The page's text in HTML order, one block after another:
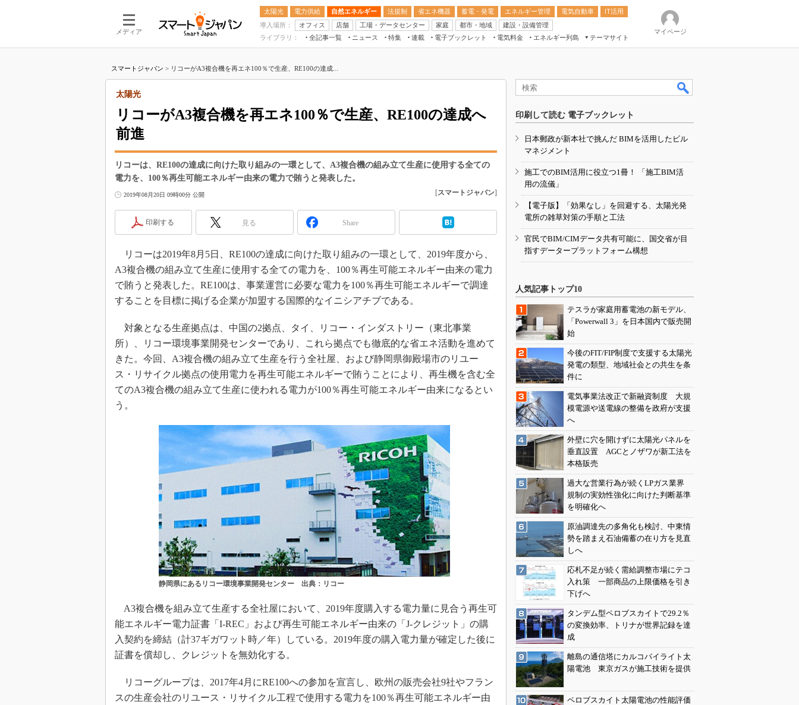
メディア
太陽光 電力供給 自然エネルギー 法規制 省エネ機器 蓄電・発電 エネルギー管理 電気自動車
IT活用
導入場所：
オフィス 店舗 工場・データセンター 家庭 都市・地域
建設・設備管理
ライブラリ：
全記事一覧 ニュース 特集 連載 電子ブックレット 電気料金 エネルギー列島
テーマサイト
電気料金ガイドブック
BEMS
マイページ
スマートジャパン > リコーがA3複合機を再エネ100％で生産、RE100の達成...
リコーがA3複合機を再エネ100％で生産、RE100の達成へ
前進
太陽光
リコーは、RE100の達成に向けた取り組みの一環として、A3複合機の組み立て生産に使用する全ての
電力を、100％再生可能エネルギー由来の電力で賄うと発表した。
2019年08月20日 09時00分 公開 [スマートジャパン]
印刷する 見る Share
リコーは2019年8月5日、RE100の達成に向けた取り組みの一環として、2019年度から、
A3複合機の組み立て生産に使用する全ての電力を、100％再生可能エネルギー由来の電力
で賄うと発表した。RE100は、事業運営に必要な電力を100％再生可能エネルギーで調達
することを目標に掲げる企業が加盟する国際的なイニシアチブである。
対象となる生産拠点は、中国の2拠点、タイ、リコー・インダストリー（東北事業
所）、リコー環境事業開発センターであり、これら拠点でも徹底的な省エネ活動を進めて
きた。今回、A3複合機の組み立て生産を行う全社屋、および静岡県御殿場市のリユー
ス・リサイクル拠点の使用電力を再生可能エネルギーで賄うことにより、再生機を含む全
てのA3複合機の組み立て生産に使われる電力が100％再生可能エネルギー由来になるとい
う。
静岡県にあるリコー環境事業開発センター 出典：リコー
A3複合機を組み立て生産する全社屋において、2019年度購入する電力量に見合う再生可
能エネルギー電力証書「I-REC」および再生可能エネルギー由来の「J-クレジット」の購
入契約を締結（計37ギガワット時／年）している。2019年度の購入電力量が確定した後に
証書を償却し、クレジットを無効化する。
リコーグループは、2017年4月にRE100への参加を宣言し、欧州の販売会社9社やフラン
スの生産会社のリユース・リサイクル工程で使用する電力を100％再生可能エネルギー由
印刷して読む 電子ブックレット
日本郵政が新本社で挑んだ BIMを活用したビル
マネジメント
施工でのBIM活用に役立つ1冊！ 「施工BIM活
用の流儀」
【電子版】「効果なし」を回避する、太陽光発
電所の雑草対策の手順と工法
官民でBIM/CIMデータ共有可能に、国交省が目
指すデータープラットフォーム構想
人気記事トップ10
テスラが家庭用蓄電池の新モデル、
「Powerwall 3」を日本国内で販売開
始
今後のFIT/FIP制度で支援する太陽光
発電の類型、地域社会との共生を条
件に
電気事業法改正で新融資制度 大規
模電源や送電線の整備を政府が支援
へ
外壁に穴を開けずに太陽光パネルを
垂直設置 AGCとノザワが新工法を
本格販売
過大な営業行為が続くLPガス業界
規制の実効性強化に向けた判断基準
を明確化へ
原油調達先の多角化も検討、中東情
勢を踏まえ石油備蓄の在り方を見直
しへ
応札不足が続く需給調整市場にテコ
入れ策 一部商品の上限価格を引き
下げへ
タンデム型ペロブスカイトで29.2％
の変換効率、トリナが世界記録を達
成
離島の通信塔にカルコパイライト太
陽電池 東京ガスが施工技術を提供
ペロブスカイト太陽電池の性能評価